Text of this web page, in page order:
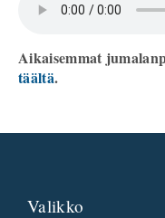
Aikaisemmat
täältä.
Valikko